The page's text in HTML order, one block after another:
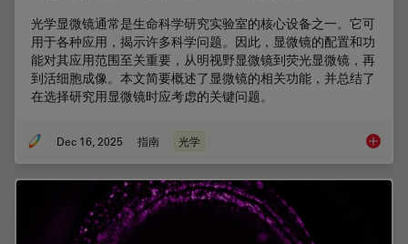
光学显微镜通常是生命科学研究实验室的核心设备之一。它可
用于各种应用，揭示许多科学问题。因此，显微镜的配置和功
能对其应用范围至关重要，从明视野显微镜到荧光显微镜，再
到活细胞成像。本文简要概述了显微镜的相关功能，并总结了
在选择研究用显微镜时应考虑的关键问题。
Dec 16, 2025 指南 光学 选择研